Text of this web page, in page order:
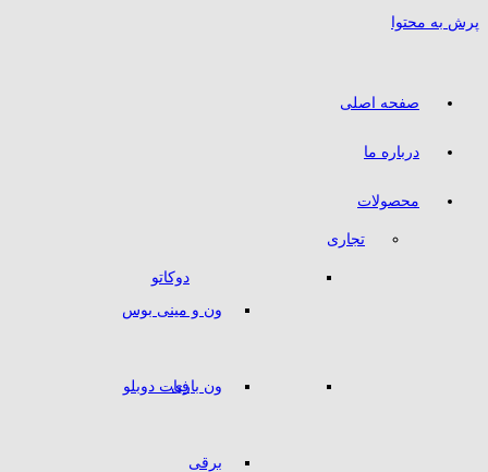
پرش به محتوا
صفحه اصلی
درباره ما
محصولات
تجاری
دوکاتو
ون و مینی بوس
ون باری
برقی
فیات دوبلو